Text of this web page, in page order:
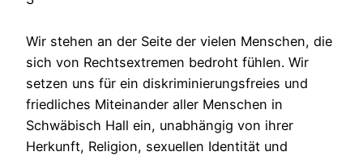
Wir stehen an der Seite der vielen Menschen, die
sich von Rechtsextremen bedroht fühlen. Wir
setzen uns für ein diskriminierungsfreies und
friedliches Miteinander aller Menschen in
Schwäbisch Hall ein, unabhängig von ihrer
Herkunft, Religion, sexuellen Identität und